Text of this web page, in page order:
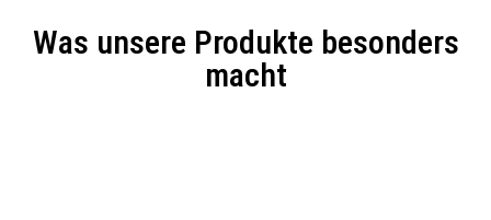
Was unsere Produkte besonders
macht